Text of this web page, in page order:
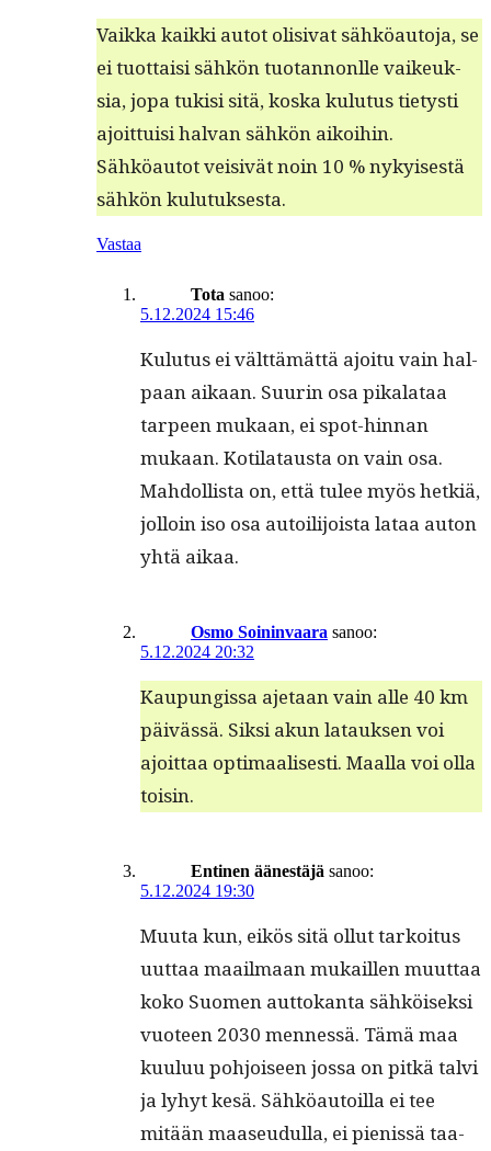
Vaik­ka kaik­ki autot oli­si­vat sähköau­to­ja, se
ei tuot­taisi sähkön tuotan­non­lle vaikeuk­
sia, jopa tuk­isi sitä, kos­ka kulu­tus tietysti
ajoit­tuisi hal­van sähkön aikoi­hin.
Sähköau­tot veisivät noin 10 % nykyis­es­tä
sähkön kulutuksesta.
Vastaa
Tota sanoo:
5.12.2024 15:46
Kulu­tus ei vält­tämät­tä ajoitu vain hal­
paan aikaan. Suurin osa pikalataa
tarpeen mukaan, ei spot-hin­nan
mukaan. Koti­lataus­ta on vain osa.
Mah­dol­lista on, että tulee myös het­k­iä,
jol­loin iso osa autoil­i­joista lataa auton
yhtä aikaa.
Osmo Soininvaara sanoo:
5.12.2024 20:32
Kaupungis­sa aje­taan vain alle 40 km
päivässä. Sik­si akun latauk­sen voi
ajoit­taa opti­maalis­es­ti. Maal­la voi olla
toisin.
Entinen äänestäjä sanoo:
5.12.2024 19:30
Muu­ta kun, eikös sitä ollut tarkoi­tus
uut­taa maail­maan mukaillen muut­taa
koko Suomen aut­tokan­ta sähköisek­si
vuo­teen 2030 men­nessä. Tämä maa
kuu­luu pohjoiseen jos­sa on pitkä talvi
ja lyhyt kesä. Sähköau­toil­la ei tee
mitään maaseudul­la, ei pienis­sä taa­